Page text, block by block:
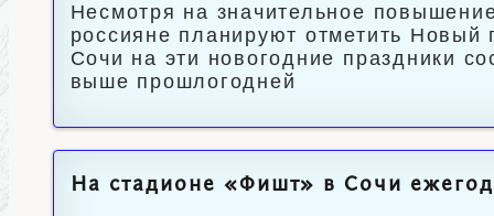
Несмотря на значительное
россияне планируют отметить
Сочи на эти новогодние праздники
выше прошлогодней
На стадионе «Фишт» в Сочи